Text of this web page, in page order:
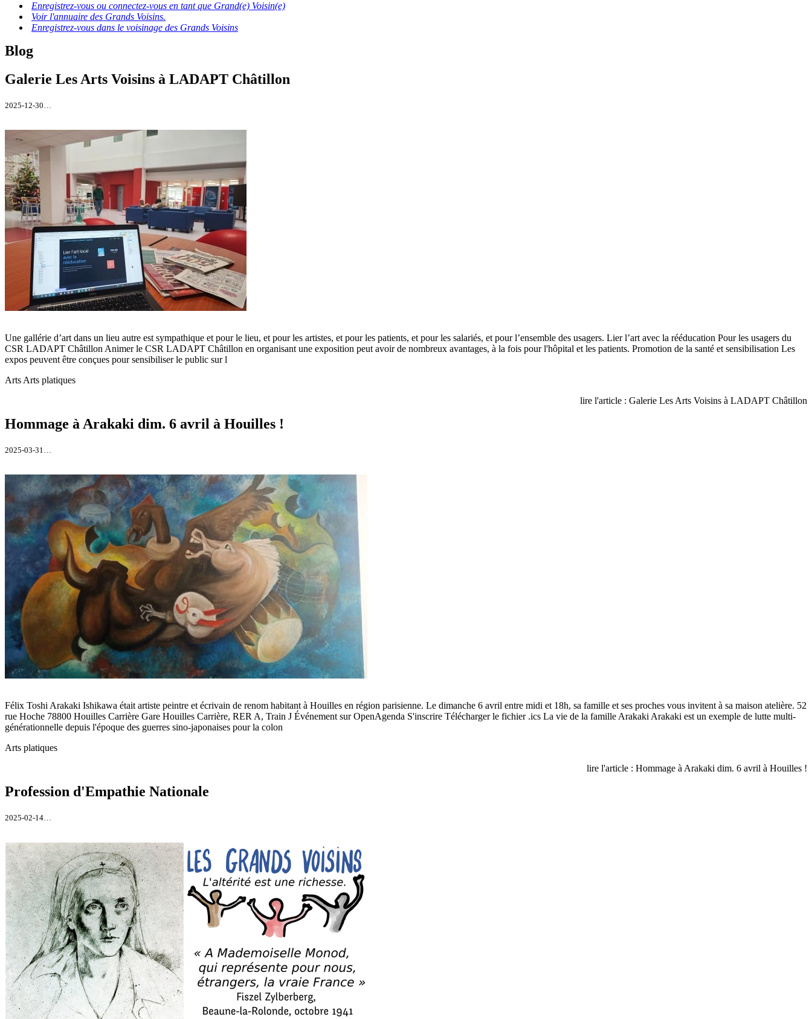
Enregistrez-vous ou connectez-vous en tant que Grand(e) Voisin(e)
Voir l'annuaire des Grands Voisins.
Enregistrez-vous dans le voisinage des Grands Voisins
Blog
Galerie Les Arts Voisins à LADAPT Châtillon
2025-12-30…
Une gallérie d’art dans un lieu autre est sympathique et pour le lieu, et pour les artistes, et pour les patients, et pour les salariés, et pour l’ensemble des usagers. Lier l’art avec la rééducation Pour les usagers du
CSR LADAPT Châtillon Animer le CSR LADAPT Châtillon en organisant une exposition peut avoir de nombreux avantages, à la fois pour l'hôpital et les patients. Promotion de la santé et sensibilisation Les
expos peuvent être conçues pour sensibiliser le public sur l
Arts Arts platiques
lire l'article : Galerie Les Arts Voisins à LADAPT Châtillon
Hommage à Arakaki dim. 6 avril à Houilles !
2025-03-31…
Félix Toshi Arakaki Ishikawa était artiste peintre et écrivain de renom habitant à Houilles en région parisienne. Le dimanche 6 avril entre midi et 18h, sa famille et ses proches vous invitent à sa maison atelière. 52
rue Hoche 78800 Houilles Carrière Gare Houilles Carrière, RER A, Train J Événement sur OpenAgenda S'inscrire Télécharger le fichier .ics La vie de la famille Arakaki Arakaki est un exemple de lutte multi-
générationnelle depuis l'époque des guerres sino-japonaises pour la colon
Arts platiques
lire l'article : Hommage à Arakaki dim. 6 avril à Houilles !
Profession d'Empathie Nationale
2025-02-14…